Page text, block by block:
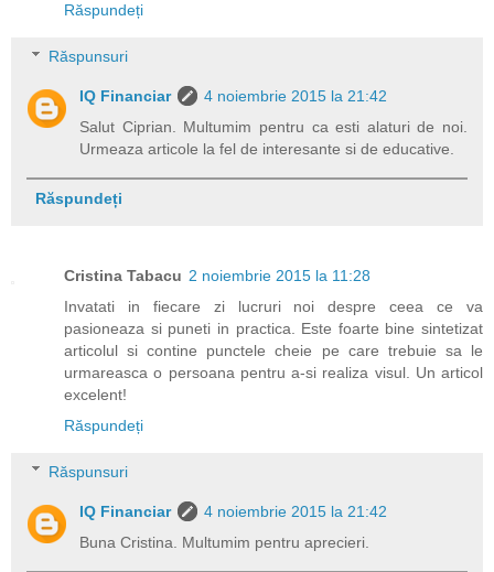
Răspundeți
Răspunsuri
IQ Financiar
4 noiembrie 2015 la 21:42
Salut Ciprian. Multumim pentru ca esti alaturi de noi.
Urmeaza articole la fel de interesante si de educative.
Răspundeți
Cristina Tabacu 2 noiembrie 2015 la 11:28
Invatati in fiecare zi lucruri noi despre ceea ce va
pasioneaza si puneti in practica. Este foarte bine sintetizat
articolul si contine punctele cheie pe care trebuie sa le
urmareasca o persoana pentru a-si realiza visul. Un articol
excelent!
Răspundeți
Răspunsuri
IQ Financiar
4 noiembrie 2015 la 21:42
Buna Cristina. Multumim pentru aprecieri.